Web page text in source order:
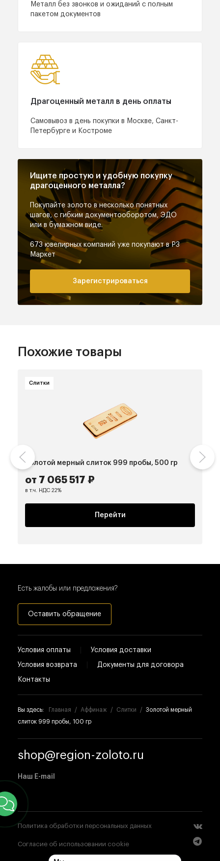
Металл без звонков и ожиданий с полным
пакетом документов
Драгоценный металл в день оплаты
Самовывоз в день покупки в Москве, Санкт-
Петербурге и Костроме
Ищите простую и удобнуюпокупку
драгоценного металла?
Покупайте золото в несколько понятных
шагов, с гибким документооборотом, ЭДО
или в бумажном виде.
673 ювелирных компаний уже покупают в РЗ
Маркет
Зарегистрироваться
Похожие товары
Слитки
Золотой мерный слиток 999 пробы, 500 гр
от 7 065 517 ₽
в т.ч. НДС 22%
Перейти
Есть жалобы или предложения?
Оставить обращение
Условия оплаты Условия доставки
Условия возврата Документы для договора
Контакты
Вы здесь: Главная Аффинаж Слитки
Золотой мерный
слиток 999 пробы, 100 гр
shop@region-zoloto.ru
Наш E-mail
Политика обработки персональных данных
Согласие об использовании cookie